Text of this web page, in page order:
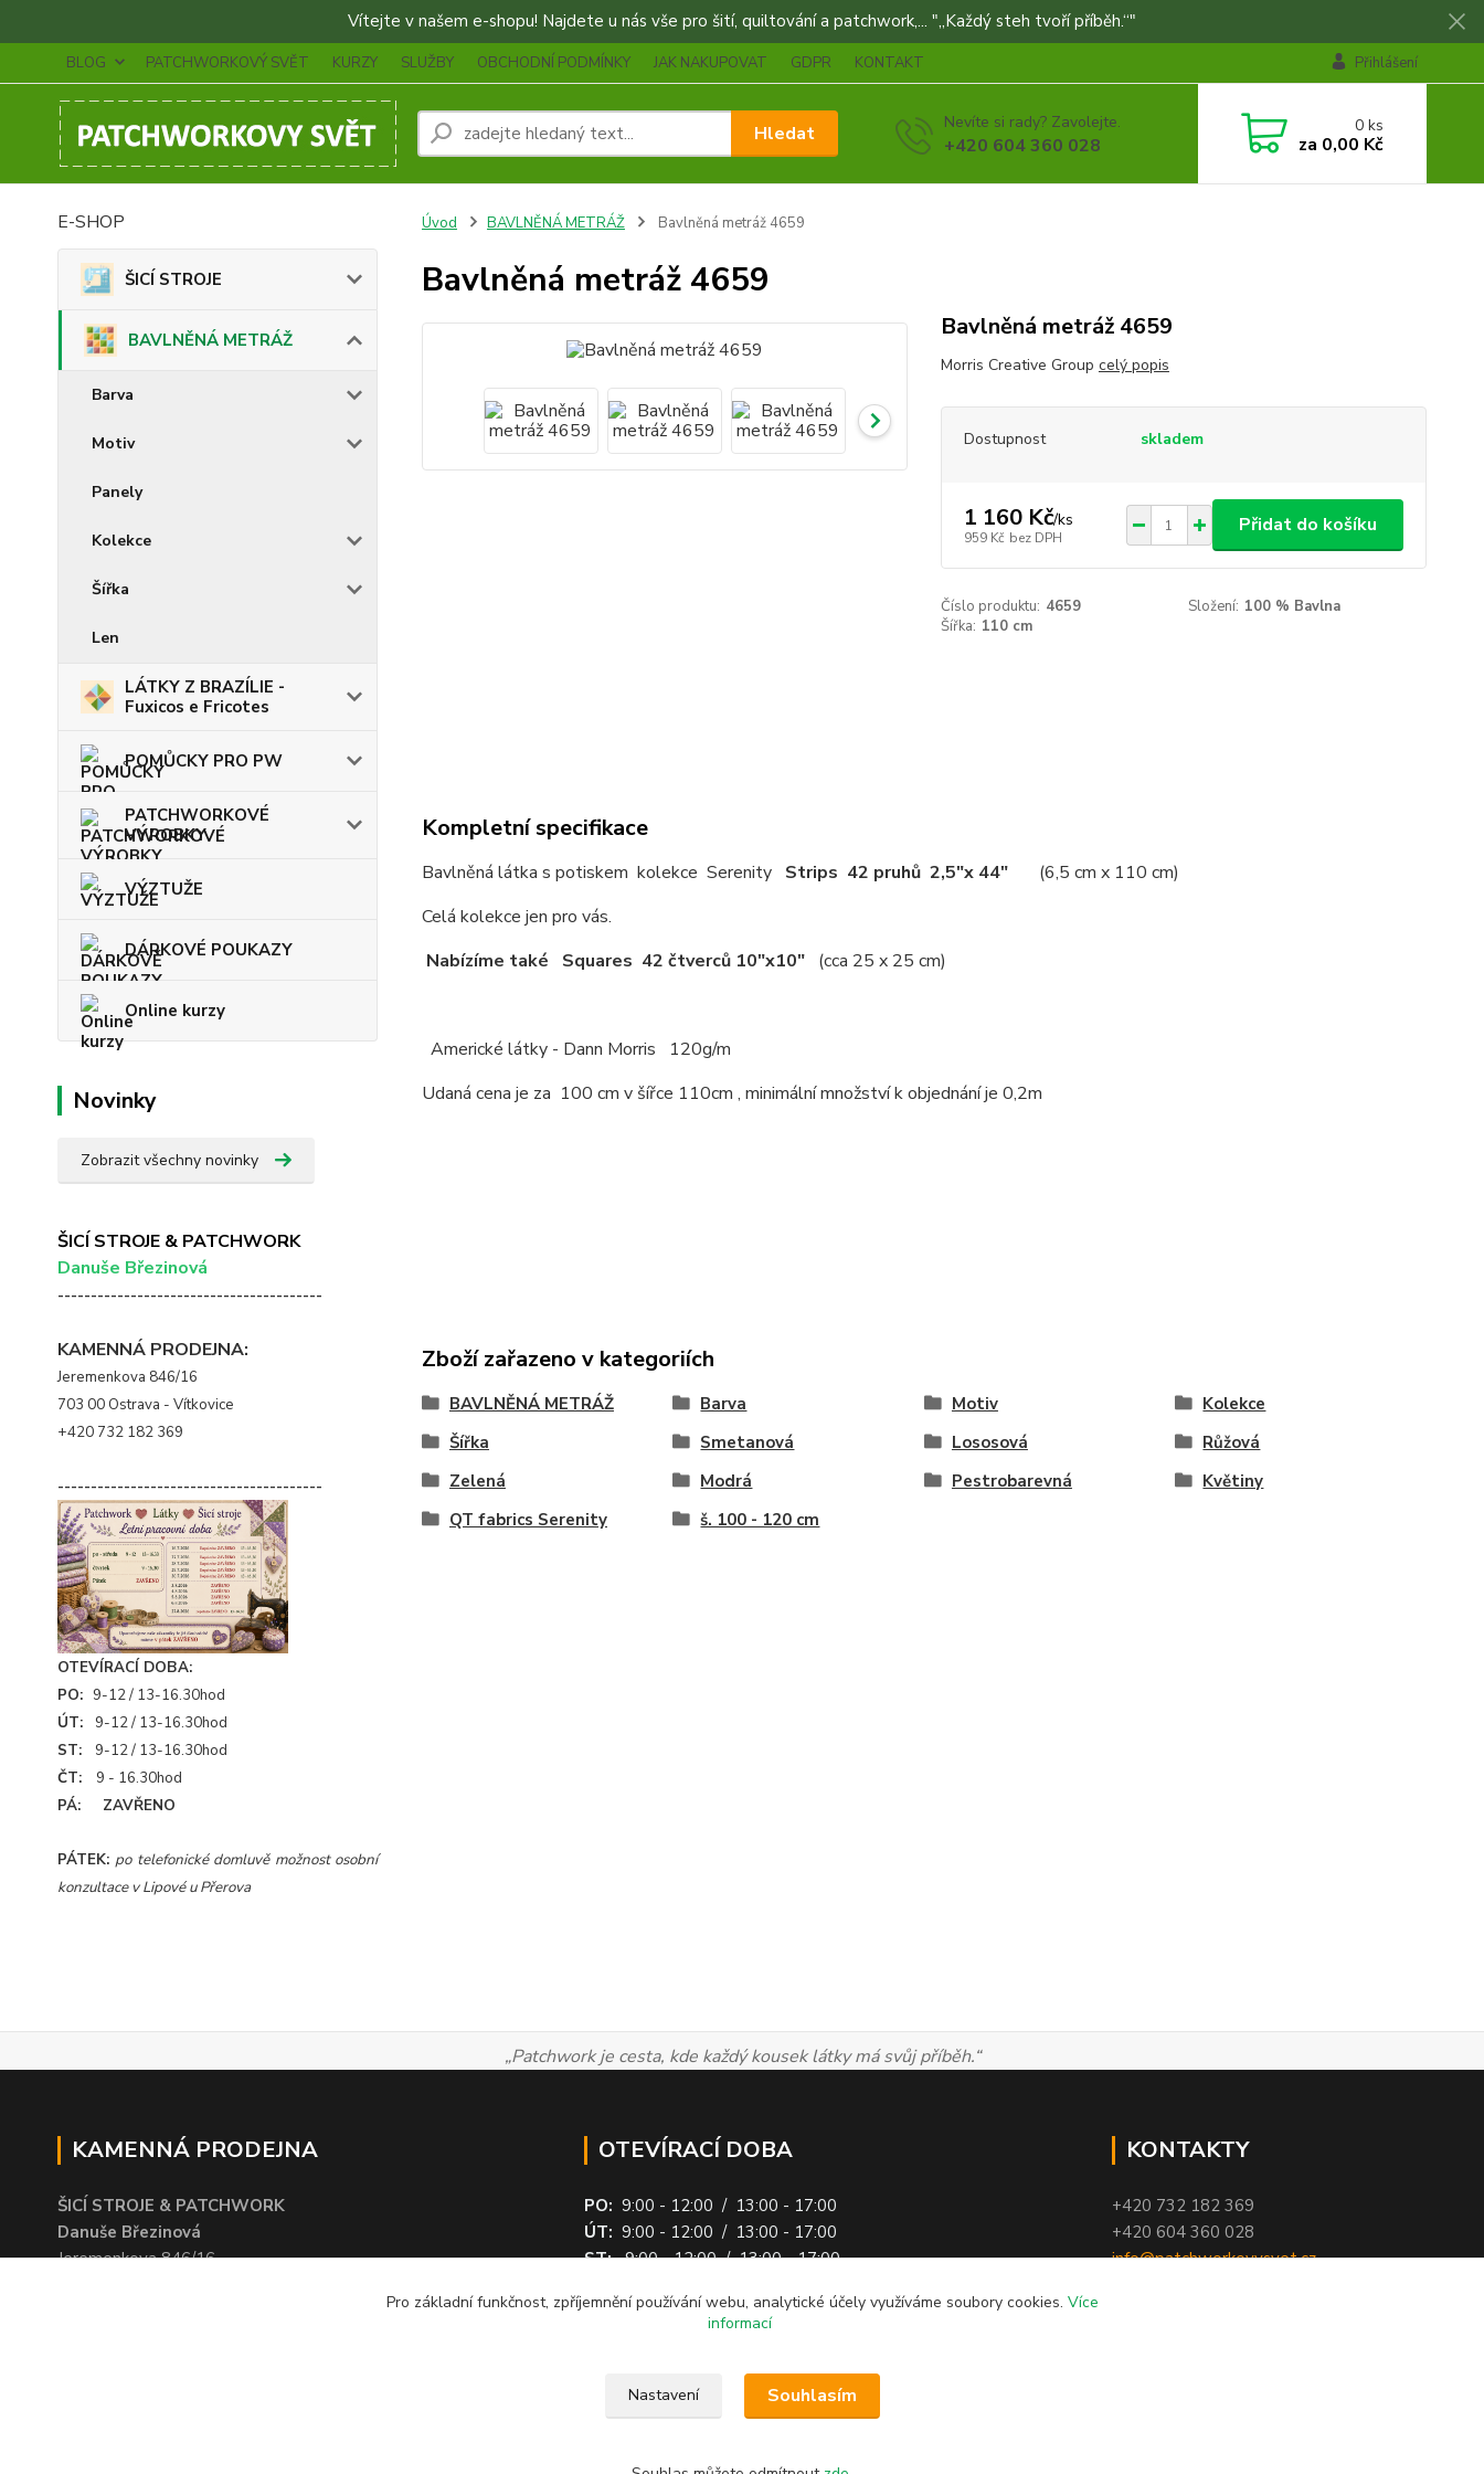
Vítejte v našem e-shopu! Najdete u nás vše pro šití, quiltování a patchwork,... "„Každý steh tvoří příběh.“"
BLOG PATCHWORKOVÝ SVĚT KURZY SLUŽBY OBCHODNÍ PODMÍNKY JAK NAKUPOVAT GDPR KONTAKT Přihlášení
Hledat Nevíte si rady? Zavolejte.
+420 604 360 028
0ks
za 0,00 Kč
E-SHOP
ŠICÍ STROJE
BAVLNĚNÁ METRÁŽ
Barva
Motiv
Panely
Kolekce
Šířka
Len
LÁTKY Z BRAZÍLIE -
Fuxicos e Fricotes
POMŮCKY PRO PW
PATCHWORKOVÉ
VÝROBKY
VÝZTUŽE
DÁRKOVÉ POUKAZY
Online kurzy
Novinky
Zobrazit všechny novinky
ŠICÍ STROJE & PATCHWORK
Danuše Březinová
----------------------------------------
KAMENNÁ PRODEJNA:
Jeremenkova 846/16
703 00 Ostrava - Vítkovice
+420 732 182 369
----------------------------------------
OTEVÍRACÍ DOBA:
PO: 9-12 / 13-16.30hod
ÚT:
9-12 / 13-16.30hod
ST:
9-12 / 13-16.30hod
ČT:
9 - 16.30hod
PÁ: ZAVŘENO
PÁTEK:po telefonické domluvě možnost osobní
konzultace v Lipové u Přerova
Úvod BAVLNĚNÁ METRÁŽ Bavlněná metráž 4659
Bavlněná metráž 4659
Bavlněná metráž 4659
Morris Creative Group celý popis
Dostupnost skladem
1 160 Kč/ks
959 Kč bez DPH
Přidat do košíku
Číslo produktu: 4659 Složení: 100 % Bavlna
Šířka: 110 cm
Kompletní specifikace
Bavlněná látka s potiskem kolekce Serenity Strips 42 pruhů 2,5"x 44"
(6,5 cm x 110 cm)
Celá kolekce jen pro vás.
Nabízíme také Squares 42 čtverců 10"x10" (cca 25 x 25 cm)
Americké látky - Dann Morris 120g/m
Udaná cena je za 100 cm v šířce 110cm , minimální množství k objednání je 0,2m
Zboží zařazeno v kategoriích
BAVLNĚNÁ METRÁŽ Barva Motiv
Kolekce
Šířka
Smetanová Lososová
Růžová
Zelená
Modrá Pestrobarevná
Květiny
QT fabrics Serenity
š. 100 - 120 cm
„Patchwork je cesta, kde každý kousek látky má svůj příběh.“
KAMENNÁ PRODEJNA
ŠICÍ STROJE & PATCHWORK
Danuše Březinová
Jeremenkova 846/16
OTEVÍRACÍ DOBA
PO: 9:00 - 12:00 / 13:00 - 17:00
ÚT:9:00 - 12:00 / 13:00 - 17:00
ST:9:00 - 12:00 / 13:00 - 17:00
PÁ: ZAVŘENO(quiltování v Lipové)
KONTAKTY
+420 732 182 369
+420 604 360 028
info@patchworkovysvet.cz
Pro základní funkčnost, zpříjemnění používání webu, analytické účely využíváme soubory cookies. Více
informací
Nastavení Souhlasím